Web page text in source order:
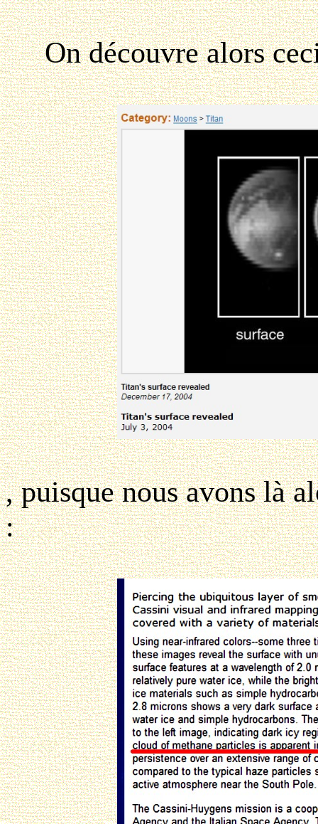
On découvre alors ceci
, puisque nous avons là
: